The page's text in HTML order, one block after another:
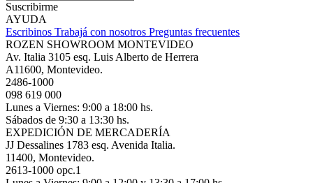
Suscribirme
AYUDA
Escribinos Trabajá con nosotros Preguntas frecuentes
ROZEN SHOWROOM MONTEVIDEO
Av. Italia 3105 esq. Luis Alberto de Herrera
A11600, Montevideo.
2486-1000
098 619 000
Lunes a Viernes: 9:00 a 18:00 hs.
Sábados de 9:30 a 13:30 hs.
EXPEDICIÓN DE MERCADERÍA
JJ Dessalines 1783 esq. Avenida Italia.
11400, Montevideo.
2613-1000 opc.1